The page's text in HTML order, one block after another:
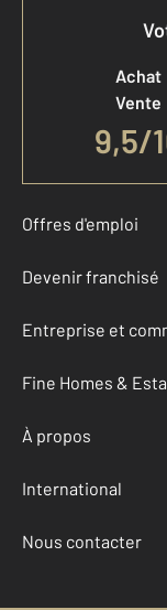
Achat
Vente
9,5/
Offres d'emploi
Devenir franchisé
Entreprise et
Fine Homes &
À propos
International
Nous contacter